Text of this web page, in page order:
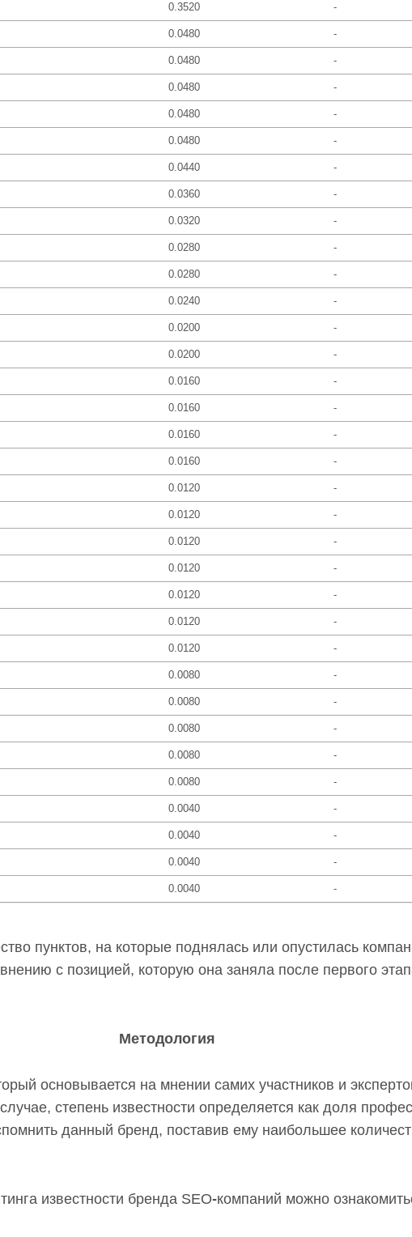
0.3520 -
0.0480 -
0.0480 -
0.0480 -
0.0480 -
0.0480 -
0.0440 -
0.0360 -
0.0320 -
0.0280 -
0.0280 -
0.0240 -
0.0200 -
0.0200 -
0.0160 -
0.0160 -
0.0160 -
0.0160 -
0.0120 -
0.0120 -
0.0120 -
0.0120 -
0.0120 -
0.0120 -
0.0120 -
0.0080 -
0.0080 -
0.0080 -
0.0080 -
0.0080 -
0.0040 -
0.0040 -
0.0040 -
0.0040 -
пунктов, на которые поднялась или опустилась
с позицией, которую она заняла после первого
Методология
основывается на мнении самих участников и
степень известности определяется как доля
данный бренд, поставив ему наибольшее
известности бренда SEO-компаний можно